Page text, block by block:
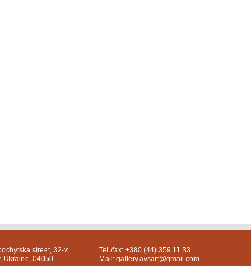
street, 32-v,
Ukraine, 04050
Tel./fax: +380 (44) 359 11 33
Mail: gallery.avsart@gmail.com